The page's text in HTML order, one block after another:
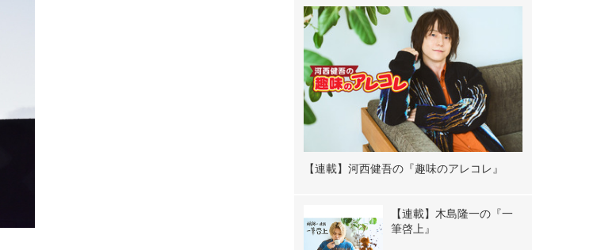
【連載】河西健吾の『趣味のアレコレ』
【連載】木島隆一の『一
筆啓上』